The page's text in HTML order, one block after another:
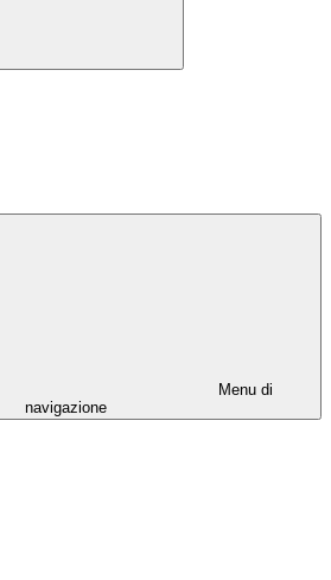
Menu di
navigazione